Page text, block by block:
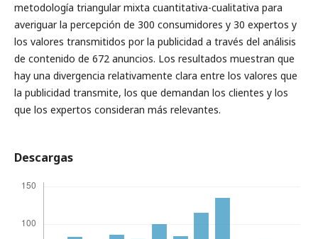
metodología triangular mixta cuantitativa-cualitativa para
averiguar la percepción de 300 consumidores y 30 expertos y
los valores transmitidos por la publicidad a través del análisis
de contenido de 672 anuncios. Los resultados muestran que
hay una divergencia relativamente clara entre los valores que
la publicidad transmite, los que demandan los clientes y los
que los expertos consideran más relevantes.
Descargas